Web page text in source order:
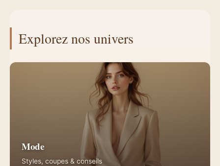
Explorez nos univers
Mode
Styles, coupes & conseils